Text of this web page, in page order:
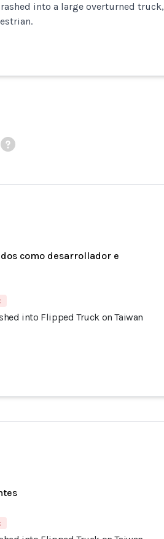
into a large overturned truck,
como desarrollador e
into Flipped Truck on Taiwan